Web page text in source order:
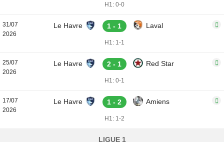
H1: 0-0
31/07
2026
Le Havre 1 - 1 Laval
H1: 1-1
25/07
2026
Le Havre 2 - 1 Red Star
H1: 0-1
17/07
2026
Le Havre 1 - 2 Amiens
H1: 1-2
LIGUE 1